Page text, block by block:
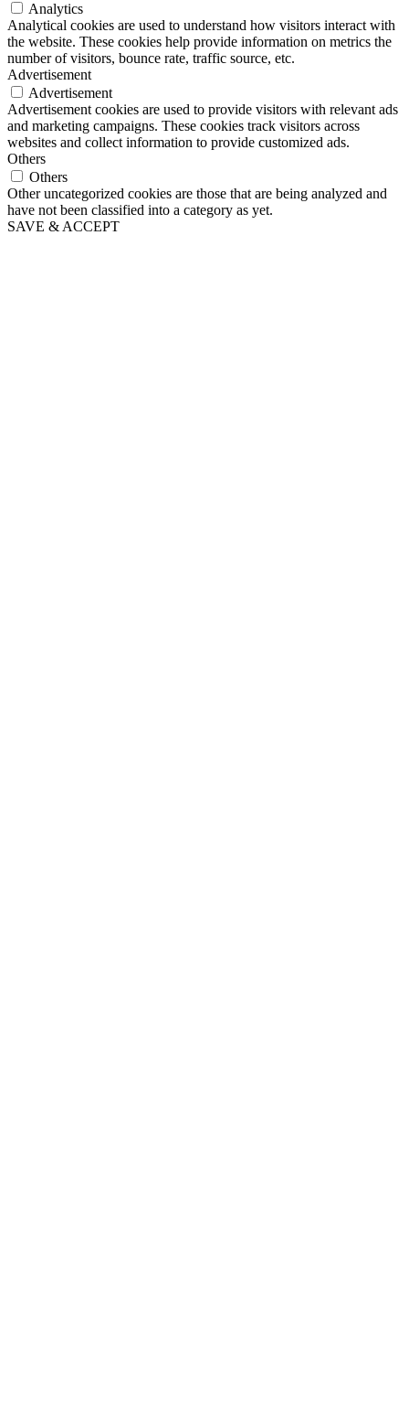
Analytics
Analytical cookies are used to understand how visitors interact with
the website. These cookies help provide information on metrics the
number of visitors, bounce rate, traffic source, etc.
Advertisement
Advertisement
Advertisement cookies are used to provide visitors with relevant ads
and marketing campaigns. These cookies track visitors across
websites and collect information to provide customized ads.
Others
Others
Other uncategorized cookies are those that are being analyzed and
have not been classified into a category as yet.
SAVE & ACCEPT